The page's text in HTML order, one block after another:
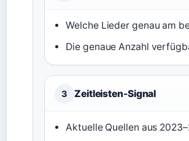
Welche Lieder genau am
Die genaue Anzahl
3 Zeitleisten-Signal
Aktuelle Quellen aus